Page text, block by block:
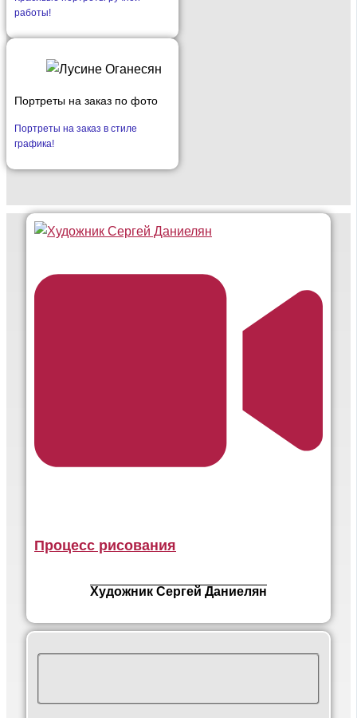
работы!
Портреты на заказ по фото
Портреты на заказ в стиле
графика!
Процесс рисования
Художник Сергей Даниелян